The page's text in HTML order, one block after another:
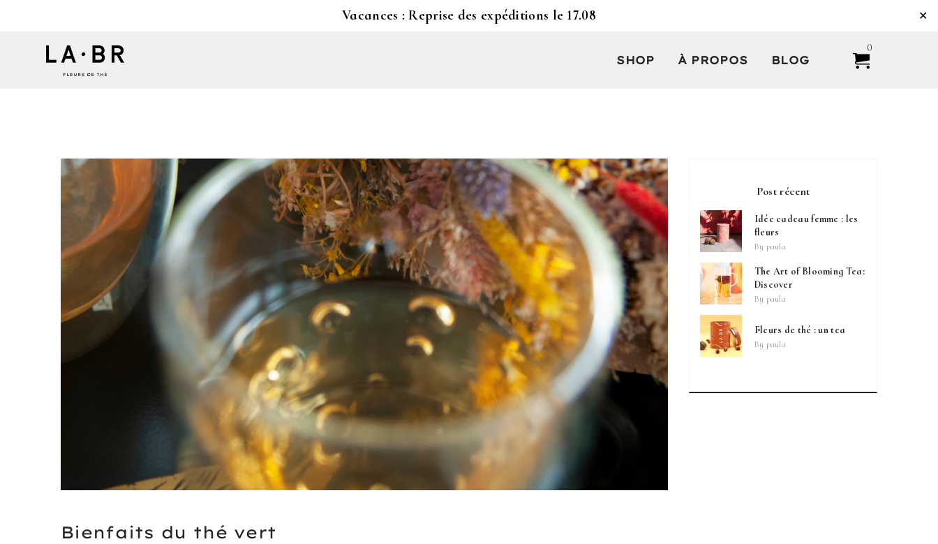
Vacances : Reprise des expéditions le 17.08 ✕
SHOP À PROPOS BLOG
0
Bienfaits du thé vert
Post récent
Idée cadeau femme : les
fleurs
By paula
The Art of Blooming Tea:
Discover
By paula
Fleurs de thé : un tea
By paula